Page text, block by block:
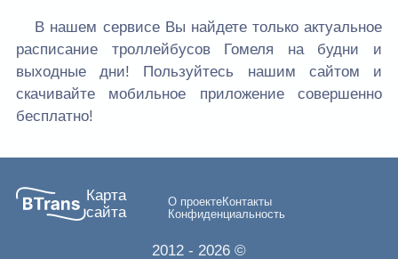
В нашем сервисе Вы найдете только актуальное
расписание троллейбусов Гомеля на будни и
выходные дни! Пользуйтесь нашим сайтом и
скачивайте мобильное приложение совершенно
бесплатно!
Карта
сайта
О проектеКонтакты
Конфиденциальность
2012 - 2026 ©